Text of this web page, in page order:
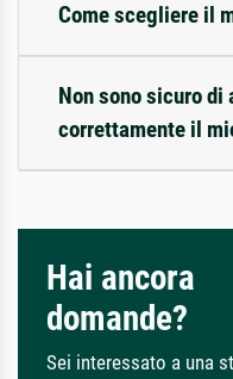
Come scegliere il
Non sono sicuro
correttamente il
Hai ancora
domande?
Sei interessato a una